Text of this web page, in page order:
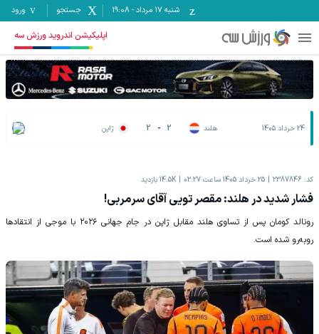
شنبه ۱۷ مرداد -
19:08 جستجو ورود
اپلیکیشن اندروید ورزش سه
24 خرداد 1405 هلند 2
-
2 ژاپن
کد: 2387846 25 خرداد 1405 ساعت 02:27 14.5K بازدید
فشار شدید در هلند: مقصر تویی آقای سرمربی!
رونالد کومان پس از تساوی هلند مقابل ژاپن در جام جهانی ۲۰۲۶ با موجی از انتقادها
روبه‌رو شده است.